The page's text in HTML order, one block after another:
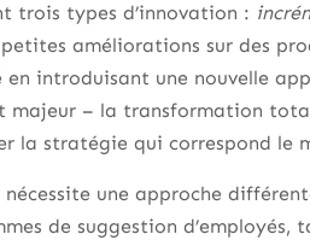
trois types d’innovation :
améliorations sur des
en introduisant une nouvelle
majeur – la transformation
la stratégie qui correspond le
une approche
de suggestion